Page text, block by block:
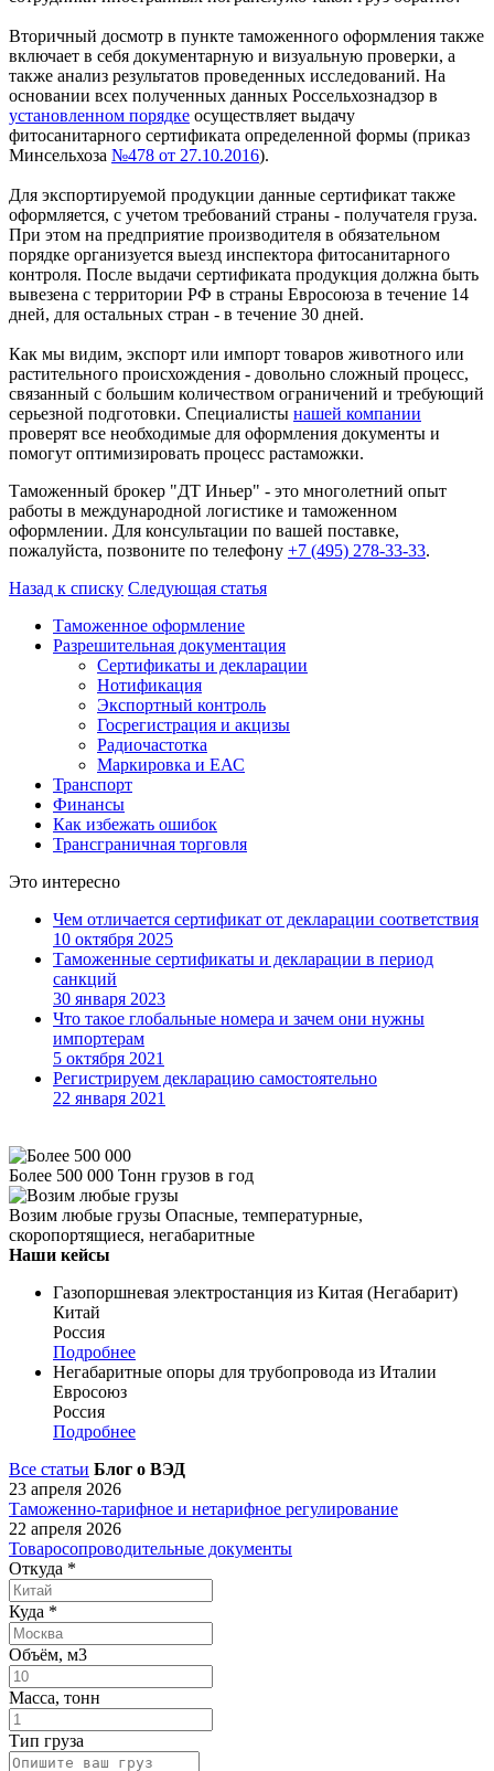
Вторичный досмотр в пункте таможенного оформления также
включает в себя документарную и визуальную проверки, а
также анализ результатов проведенных исследований. На
основании всех полученных данных Россельхознадзор в
установленном порядке осуществляет выдачу
фитосанитарного сертификата определенной формы (приказ
Минсельхоза №478 от 27.10.2016).
Для экспортируемой продукции данные сертификат также
оформляется, с учетом требований страны - получателя груза.
При этом на предприятие производителя в обязательном
порядке организуется выезд инспектора фитосанитарного
контроля. После выдачи сертификата продукция должна быть
вывезена с территории РФ в страны Евросоюза в течение 14
дней, для остальных стран - в течение 30 дней.
Как мы видим, экспорт или импорт товаров животного или
растительного происхождения - довольно сложный процесс,
связанный с большим количеством ограничений и требующий
серьезной подготовки. Специалисты нашей компании
проверят все необходимые для оформления документы и
помогут оптимизировать процесс растаможки.
Таможенный брокер "ДТ Иньер" - это многолетний опыт
работы в международной логистике и таможенном
оформлении. Для консультации по вашей поставке,
пожалуйста, позвоните по телефону +7 (495) 278-33-33.
Назад к списку Следующая статья
Таможенное оформление
Разрешительная документация
Сертификаты и декларации
Нотификация
Экспортный контроль
Госрегистрация и акцизы
Радиочастотка
Маркировка и ЕАС
Транспорт
Финансы
Как избежать ошибок
Трансграничная торговля
Это интересно
Чем отличается сертификат от декларации соответствия
10 октября 2025
Таможенные сертификаты и декларации в период
санкций
30 января 2023
Что такое глобальные номера и зачем они нужны
импортерам
5 октября 2021
Регистрируем декларацию самостоятельно
22 января 2021
Более 500 000 Тонн грузов в год
Возим любые грузы Опасные, температурные,
скоропортящиеся, негабаритные
Наши кейсы
Газопоршневая электростанция из Китая (Негабарит)
Китай
Россия
Подробнее
Негабаритные опоры для трубопровода из Италии
Евросоюз
Россия
Подробнее
Все статьи Блог о ВЭД
23 апреля 2026
Таможенно-тарифное и нетарифное регулирование
22 апреля 2026
Товаросопроводительные документы
Откуда *
Куда *
Объём, м3
Масса, тонн
Тип груза